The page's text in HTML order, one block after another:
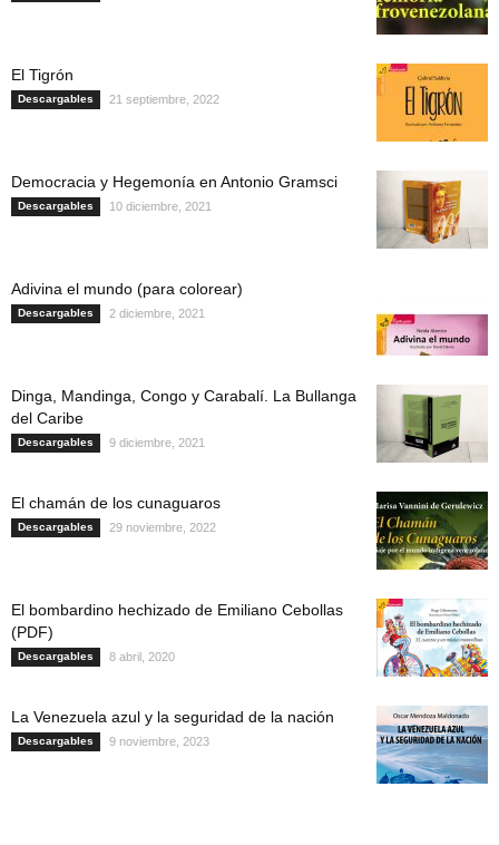
El Tigrón
Descargables 21 septiembre, 2022
Democracia y Hegemonía en Antonio Gramsci
Descargables 10 diciembre, 2021
Adivina el mundo (para colorear)
Descargables 2 diciembre, 2021
Dinga, Mandinga, Congo y Carabalí. La Bullanga
del Caribe
Descargables 9 diciembre, 2021
El chamán de los cunaguaros
Descargables 29 noviembre, 2022
El bombardino hechizado de Emiliano Cebollas
(PDF)
Descargables 8 abril, 2020
La Venezuela azul y la seguridad de la nación
Descargables 9 noviembre, 2023